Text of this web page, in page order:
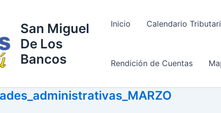
San Miguel
De Los
Bancos
Inicio Calendario
Rendición de Cuentas